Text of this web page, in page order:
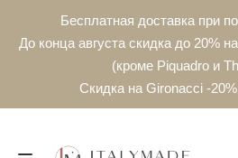
Бесплатная доставка при
До конца августа скидка до 20%
(кроме Piquadro и
Скидка на Gironacci -